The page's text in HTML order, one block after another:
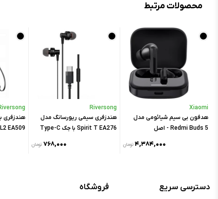
محصولات مرتبط
Xiaomi
هدفون بی سیم شیائومی مدل
Redmi Buds 5 - اصل
۴,۳۸۴,۰۰۰ تومان
Riversong
هندزفری سیمی ریورسانگ مدل
Spirit T EA276 با جک Type-C
۷۶۸,۰۰۰ تومان
هندزفری
EA509
دسترسی سریع فروشگاه